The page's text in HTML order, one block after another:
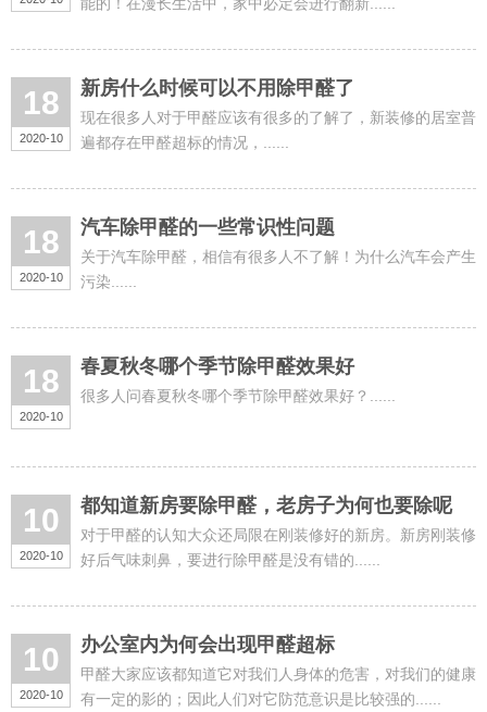
能的！在漫长生活中，家中必定会进行翻新......
18
2020-10
新房什么时候可以不用除甲醛了
现在很多人对于甲醛应该有很多的了解了，新装修的居室普
遍都存在甲醛超标的情况，......
18
2020-10
汽车除甲醛的一些常识性问题
关于汽车除甲醛，相信有很多人不了解！为什么汽车会产生
污染......
18
2020-10
春夏秋冬哪个季节除甲醛效果好
很多人问春夏秋冬哪个季节除甲醛效果好？......
10
2020-10
都知道新房要除甲醛，老房子为何也要除呢
对于甲醛的认知大众还局限在刚装修好的新房。新房刚装修
好后气味刺鼻，要进行除甲醛是没有错的......
10
2020-10
办公室内为何会出现甲醛超标
甲醛大家应该都知道它对我们人身体的危害，对我们的健康
有一定的影的；因此人们对它防范意识是比较强的......